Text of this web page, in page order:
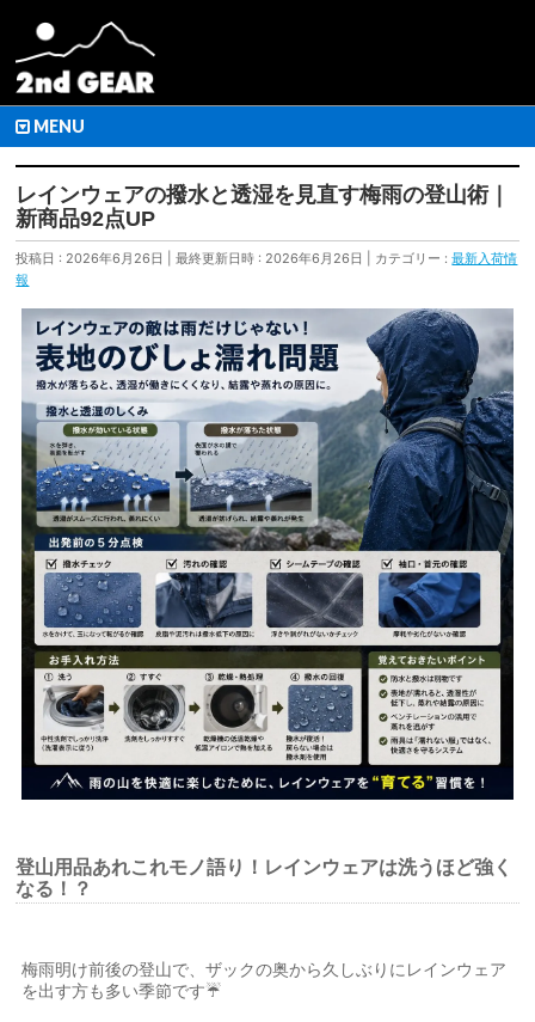
MENU
レインウェアの撥水と透湿を見直す梅雨の登山術｜
新商品92点UP
投稿日 : 2026年6月26日 最終更新日時 : 2026年6月26日 カテゴリー :最新入荷情
報
登山用品あれこれモノ語り！レインウェアは洗うほど強く
なる！？
梅雨明け前後の登山で、ザックの奥から久しぶりにレインウェア
を出す方も多い季節です☔